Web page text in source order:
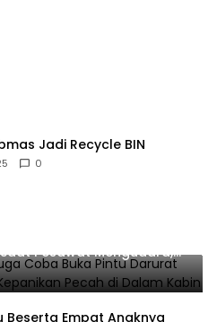
Jadi Recycle BIN
0
Air Diduga Coba Buka
Pesawat Mengudara,
di Dalam Kabin
Beserta Empat Anaknya